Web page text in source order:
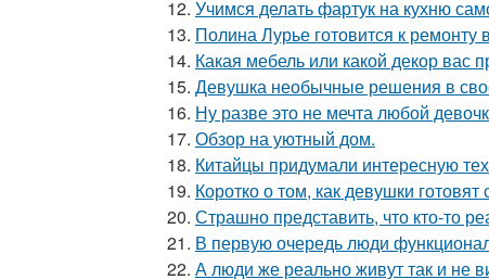
12. Учимся делать фартук на кухню
13. Полина Лурье готовится к
14. Какая мебель или какой декор вас
15. Девушка необычные решения в
16. Ну разве это не мечта любой
17. Обзор на уютный дом.
18. Китайцы придумали интересную
19. Коротко о том, как девушки
20. Страшно представить, что кто-то
21. В первую очередь люди
22. А люди же реально живут так и не